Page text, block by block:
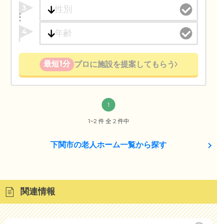
3
4
最短1分 プロに施設を提案してもらう
1
1~2 件 全 2 件中
下関市の老人ホーム一覧から探す
関連情報